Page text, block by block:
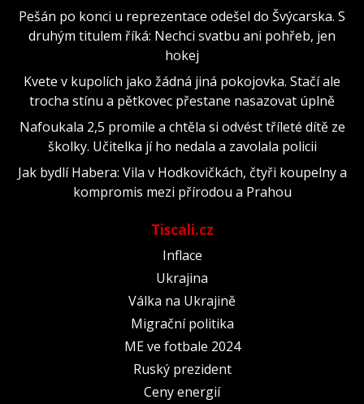
Pešán po konci u reprezentace odešel do Švýcarska. S
druhým titulem říká: Nechci svatbu ani pohřeb, jen
hokej
Kvete v kupolích jako žádná jiná pokojovka. Stačí ale
trocha stínu a pětkovec přestane nasazovat úplně
Nafoukala 2,5 promile a chtěla si odvést tříleté dítě ze
školky. Učitelka jí ho nedala a zavolala policii
Jak bydlí Habera: Vila v Hodkovičkách, čtyři koupelny a
kompromis mezi přírodou a Prahou
Tiscali.cz
Inflace
Ukrajina
Válka na Ukrajině
Migrační politika
ME ve fotbale 2024
Ruský prezident
Ceny energií